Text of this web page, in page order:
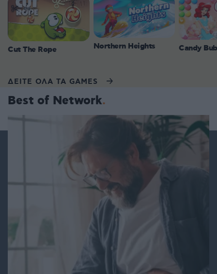
Cut The Rope Northern Heights Candy
ΔΕΙΤΕ ΟΛΑ ΤΑ GAMES
Best of Network